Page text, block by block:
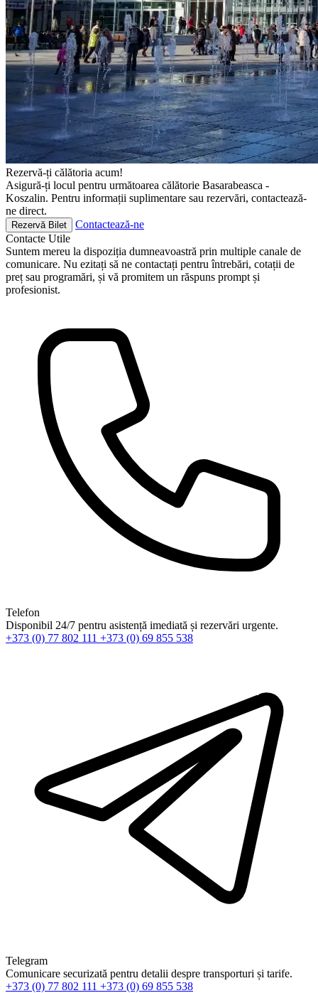
Rezervă-ți călătoria acum!
Asigură-ți locul pentru următoarea călătorie Basarabeasca -
Koszalin. Pentru informații suplimentare sau rezervări, contactează-
ne direct.
Rezervă Bilet
Contactează-ne
Contacte Utile
Suntem mereu la dispoziția dumneavoastră prin multiple canale de
comunicare. Nu ezitați să ne contactați pentru întrebări, cotații de
preț sau programări, și vă promitem un răspuns prompt și
profesionist.
Telefon
Disponibil 24/7 pentru asistență imediată și rezervări urgente.
+373 (0) 77 802 111 +373 (0) 69 855 538
Telegram
Comunicare securizată pentru detalii despre transporturi și tarife.
+373 (0) 77 802 111 +373 (0) 69 855 538